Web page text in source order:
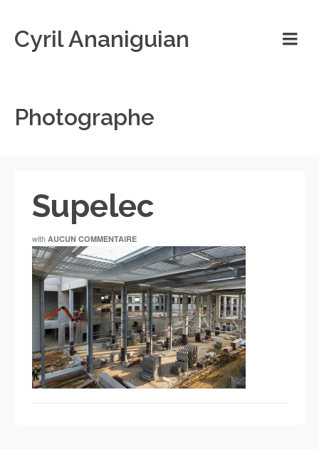
Cyril Ananiguian
Photographe
Supelec
with AUCUN COMMENTAIRE